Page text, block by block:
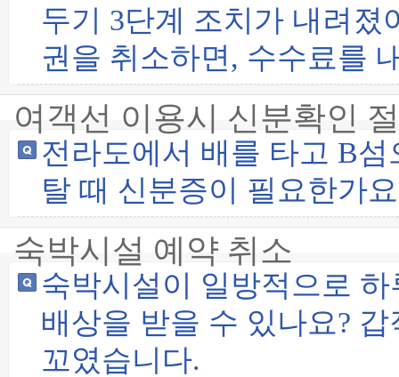
두기 3단계 조치가 내려졌
권을 취소하면, 수수료를
여객선 이용시 신분확인
전라도에서 배를 타고 B
탈 때 신분증이 필요한가
숙박시설 예약 취소
숙박시설이 일방적으로
배상을 받을 수 있나요?
꼬였습니다.